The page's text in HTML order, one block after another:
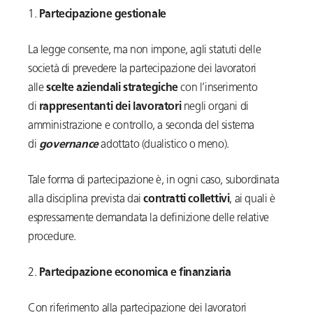
1. Partecipazione gestionale
La legge consente, ma non impone, agli statuti delle
società di prevedere la partecipazione dei lavoratori
allescelte aziendali strategichecon l’inserimento
di rappresentanti dei lavoratorinegli organi di
amministrazione e controllo, a seconda del sistema
di governance adottato (dualistico o meno).
Tale forma di partecipazione è, in ogni caso, subordinata
alla disciplina prevista daicontratti collettivi, ai quali è
espressamente demandata la definizione delle relative
procedure.
2. Partecipazione economica e finanziaria
Con riferimento alla partecipazione dei lavoratori